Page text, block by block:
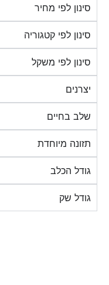
סינון לפי מחיר
סינון לפי קטגוריה
סינון לפי משקל
יצרנים
שלב בחיים
תזונה מיוחדת
גודל הכלב
גודל שק